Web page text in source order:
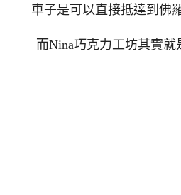
車子是可以直接抵達到佛
而Nina巧克力工坊其實